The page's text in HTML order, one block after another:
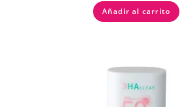
Añadir al carrito